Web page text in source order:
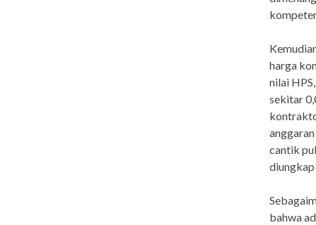
harga
nilai
sekitar
cantik
bahwa